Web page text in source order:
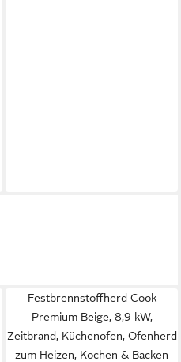
Festbrennstoffherd Cook
Premium Beige, 8,9 kW,
Zeitbrand, Küchenofen, Ofenherd
zum Heizen, Kochen & Backen